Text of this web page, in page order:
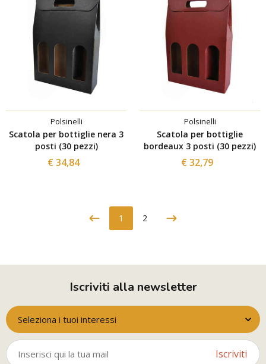
Polsinelli
Scatola per bottiglie nera 3
posti (30 pezzi)
€ 34,84
Polsinelli
Scatola per bottiglie
bordeaux 3 posti (30 pezzi)
€ 32,79
1 2
Iscriviti alla newsletter
Seleziona i tuoi interessi
Iscriviti